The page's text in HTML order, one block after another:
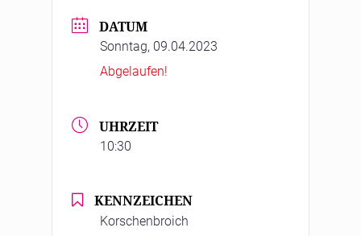
DATUM
Sonntag, 09.04.2023
Abgelaufen!
UHRZEIT
10:30
KENNZEICHEN
Korschenbroich